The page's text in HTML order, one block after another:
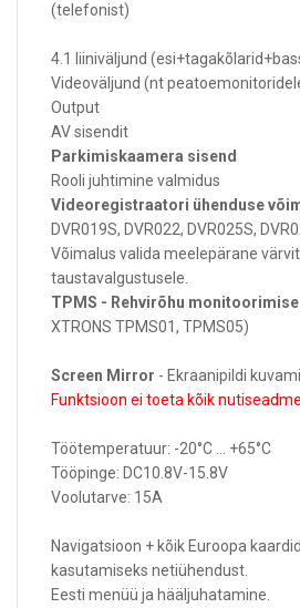
(telefonist)
4.1 liiniväljund
Videoväljund (nt
Output
AV sisendit
Parkimiskaamera sisend
Rooli juhtimine valmidus
Videoregistraatori ühenduse
DVR019S, DVR022, DVR025S,
Võimalus valida meelepärane
taustavalgustusele.
TPMS - Rehvirõhu
XTRONS TPMS01, TPMS05)
Screen Mirror - Ekraanipildi
Funktsioon ei toeta kõik
Töötemperatuur: -20°C ... +65°C
Tööpinge: DC10.8V-15.8V
Voolutarve: 15A
Navigatsioon + kõik Euroopa
kasutamiseks netiühendust.
Eesti menüü ja hääljuhatamine.